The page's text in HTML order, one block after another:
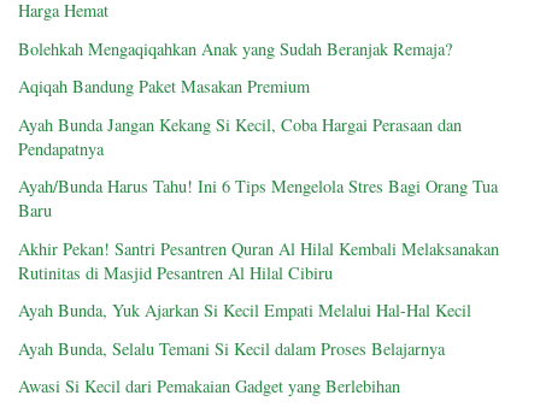
Harga Hemat
Bolehkah Mengaqiqahkan Anak yang Sudah Beranjak Remaja?
Aqiqah Bandung Paket Masakan Premium
Ayah Bunda Jangan Kekang Si Kecil, Coba Hargai Perasaan dan
Pendapatnya
Ayah/Bunda Harus Tahu! Ini 6 Tips Mengelola Stres Bagi Orang Tua
Baru
Akhir Pekan! Santri Pesantren Quran Al Hilal Kembali Melaksanakan
Rutinitas di Masjid Pesantren Al Hilal Cibiru
Ayah Bunda, Yuk Ajarkan Si Kecil Empati Melalui Hal-Hal Kecil
Ayah Bunda, Selalu Temani Si Kecil dalam Proses Belajarnya
Awasi Si Kecil dari Pemakaian Gadget yang Berlebihan